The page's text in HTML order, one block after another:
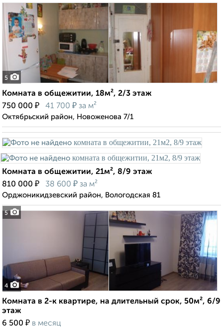
5
Комната в общежитии, 18м², 2/3 этаж
750 000 ₽ 41 700 ₽ за м²
Октябрьский район, Новоженова 7/1
5
Комната в общежитии, 21м², 8/9 этаж
810 000 ₽ 38 600 ₽ за м²
Орджоникидзевский район, Вологодская 81
4
Комната в 2-к квартире, на длительный срок, 50м², 6/9
этаж
6 500 ₽ в месяц